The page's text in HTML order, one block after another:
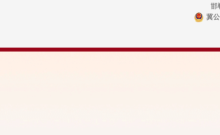
邯
冀